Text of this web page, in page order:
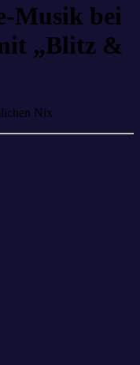
Musik bei
„Blitz &
Nix